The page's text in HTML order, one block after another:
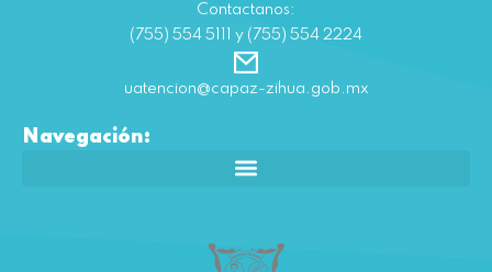
Contactanos:
(755) 554 5111 y (755) 554 2224
uatencion@capaz-zihua.gob.mx
Navegación: